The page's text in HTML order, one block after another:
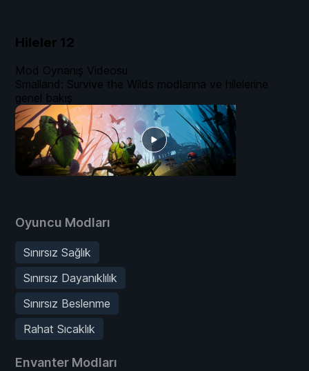
Hileler 12
Oyuncu Modları
Sınırsız Sağlık
Sınırsız Dayanıklılık
Sınırsız Beslenme
Rahat Sıcaklık
Envanter Modları
Mod Oynanış Videosu
Smalland: Survive the Wilds modlarına ve hilelerine
genel bakış